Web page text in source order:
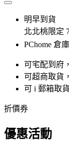
明早到貨
北北桃限定
PChome 倉
可宅配到府
可超商取貨
可 i 郵箱取
折價券
優惠活動